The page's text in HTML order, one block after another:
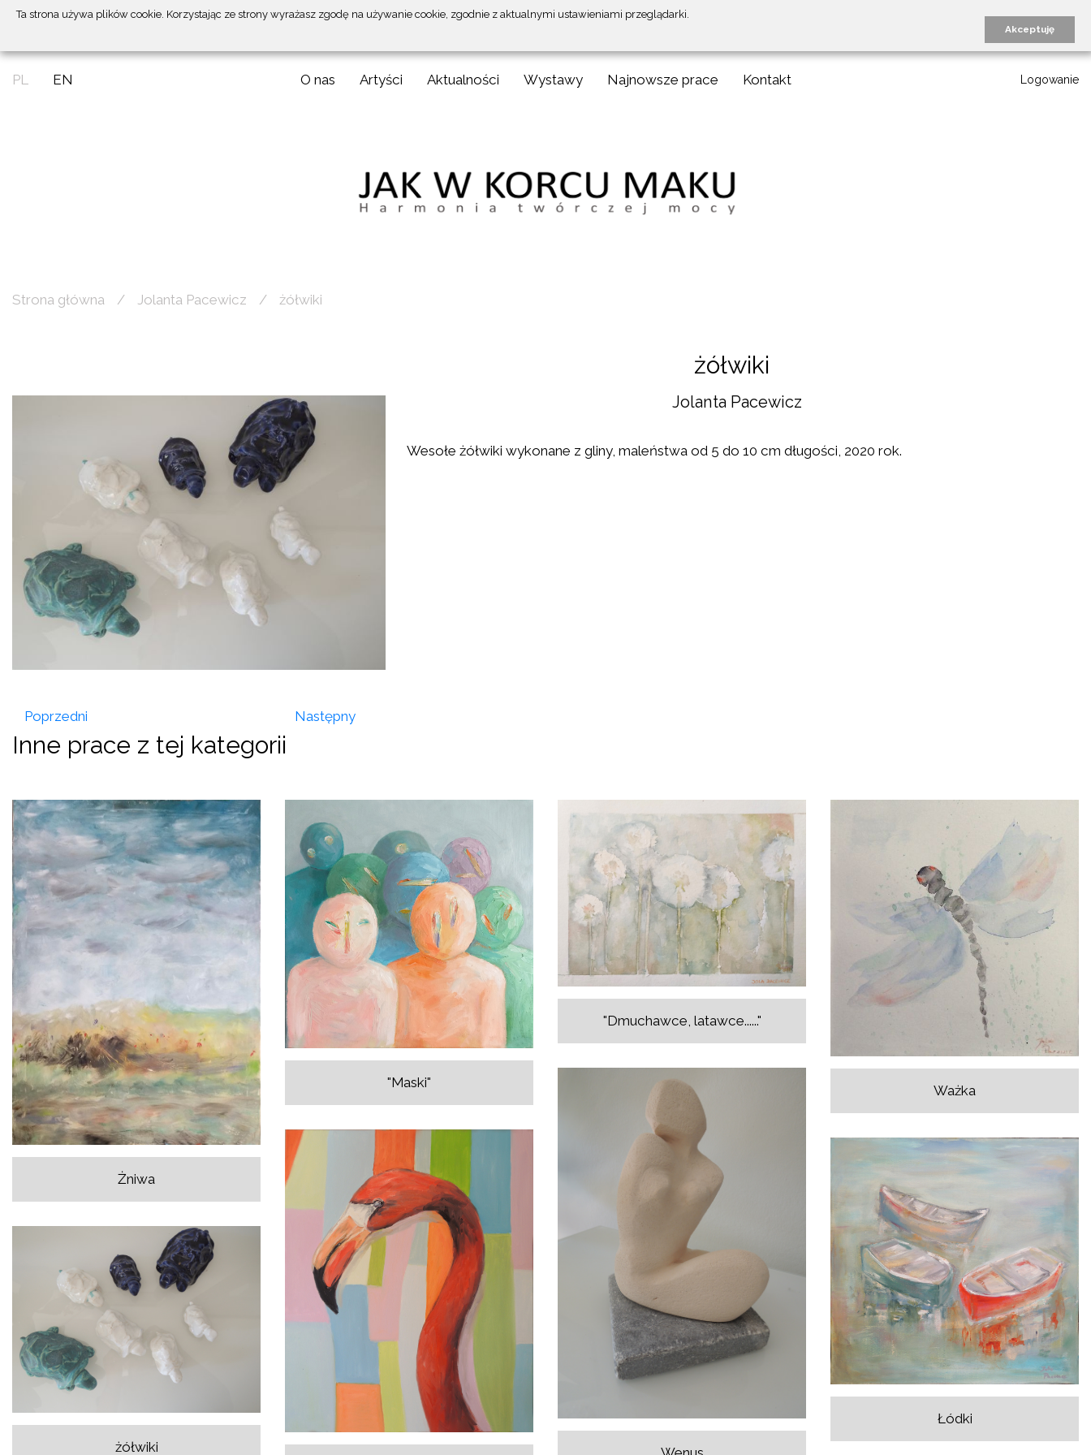
Ta strona używa plików cookie. Korzystając ze strony wyrażasz zgodę na używanie cookie, zgodnie z aktualnymi ustawieniami przeglądarki.
Akceptuję
PL EN O nas Artyści Aktualności Wystawy Najnowsze prace Kontakt Logowanie
Strona główna Jolanta Pacewicz żółwiki
żółwiki
Jolanta Pacewicz
Wesołe żółwiki wykonane z gliny, maleństwa od 5 do 10 cm długości, 2020 rok.
Poprzedni Następny
Inne prace z tej kategorii
Żniwa
"Maski"
"Dmuchawce, latawce......"
Ważka
Łódki
żółwiki